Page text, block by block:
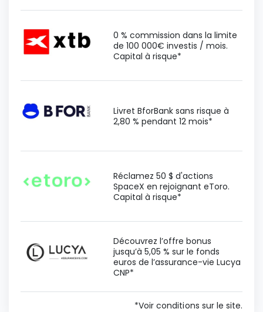
0 % commission dans la limite
de 100 000€ investis / mois.
Capital à risque*
Livret BforBank sans risque à
2,80 % pendant 12 mois*
Réclamez 50 $ d'actions
SpaceX en rejoignant eToro.
Capital à risque*
Découvrez l’offre bonus
jusqu’à 5,05 % sur le fonds
euros de l’assurance-vie Lucya
CNP*
*Voir conditions sur le site.